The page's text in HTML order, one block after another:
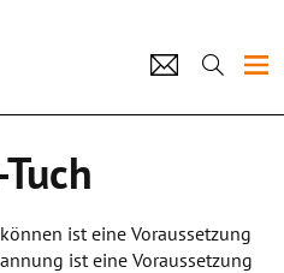
ist eine Voraussetzung
ist eine Voraussetzung